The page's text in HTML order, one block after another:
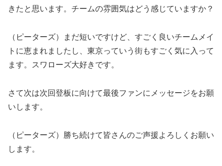
きたと思います。チームの雰囲気はどう感じていますか？
（ピーターズ）まだ短いですけど、すごく良いチームメイ
トに恵まれましたし、東京っていう街もすごく気に入って
ます。スワローズ大好きです。
さて次は次回登板に向けて最後ファンにメッセージをお願
いします。
（ピーターズ）勝ち続けて皆さんのご声援よろしくお願い
します。